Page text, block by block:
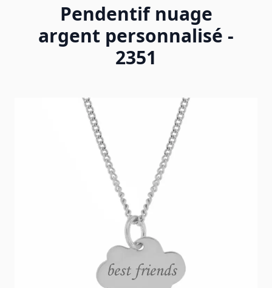
Pendentif nuage
argent personnalisé -
2351